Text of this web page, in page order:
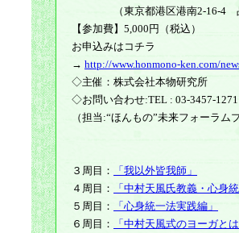
（東京都港区港南2-16-4 品川
【参加費】5,000円（税込）
お申込みはコチラ
→ http://www.honmono-ken.com/
◇主催：株式会社本物研究所
◇お問い合わせ:TEL : 03-3457-
（担当:“ほんもの”未来フォーラム
３周目：
「我以外皆我師」
４周目：
「中村天風氏教義・心身統
５周目：
「心身統一法実践編」
６周目：
「中村天風式のヨーガと